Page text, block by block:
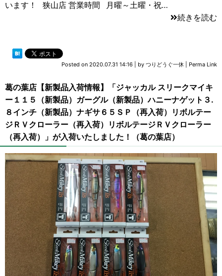
います！ 狭山店 営業時間 月曜～土曜・祝…
続きを読む
Posted on 2020.07.31 14:16 by つりどうぐ一休 Perma Link
葛の葉店【新製品入荷情報】「ジャッカル スリークマイキ
ー１１５（新製品）ガーグル（新製品）ハニーナゲット３.
８インチ（新製品）ナギサ６５ＳＰ（再入荷）リボルテー
ジＲＶクローラー（再入荷）リボルテージＲＶクローラー
（再入荷）」が入荷いたしました！（葛の葉店）